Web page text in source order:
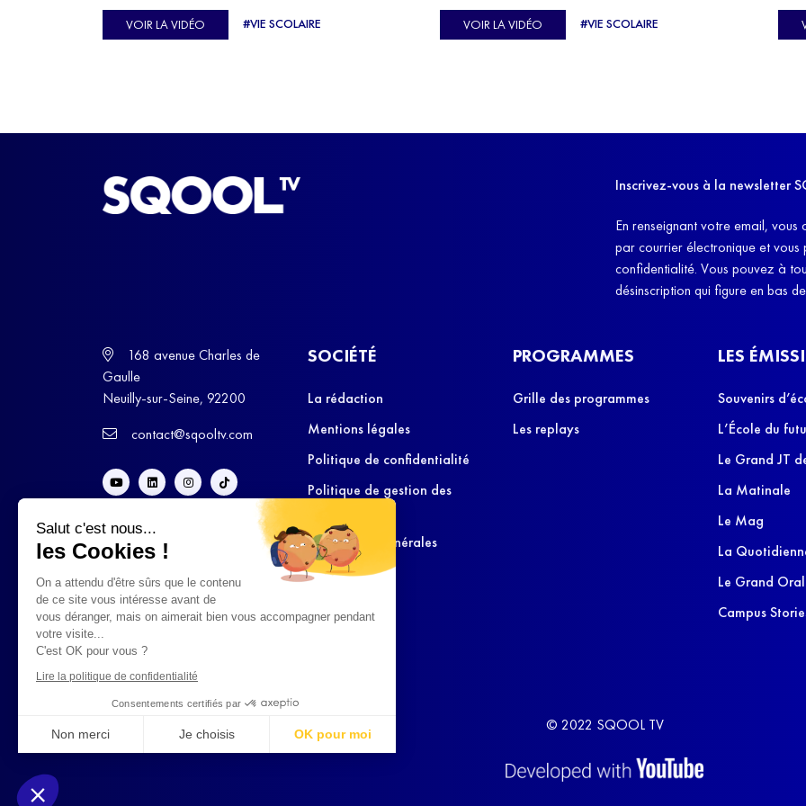
Salut c'est nous...
les Cookies !
On a attendu d'être sûrs que le contenu
de ce site vous intéresse avant de
vous déranger, mais on aimerait bien vous accompagner pendant
votre visite...
C'est OK pour vous ?
Lire la politique de confidentialité
Consentements certifiés par
Non merci Je choisis OK pour moi
Notre plateforme vous permet d'adapter et de gérer vos paramètres de confidentialité, en garantissant la conformité
Ulysse Soriano, vice-champion d'Europe de Horse-
ball, qui a failli abandonner ses études avant de
VOIR LA VIDÉO #VIE SCOLAIRE
C'est l'histoire de nombreux réfugiés, et notamment
celle de Lisa Machukha, que nous vous proposons de
VOIR LA VIDÉO #VIE SCOLAIRE
Inscrivez-vous à la newsletter
En renseignant votre email,
par courrier électronique et
confidentialité. Vous pouvez à
désinscription qui figure en bas
168 avenue Charles de
Gaulle
Neuilly-sur-Seine, 92200
contact@sqooltv.com
SOCIÉTÉ
La rédaction
Mentions légales
Politique de confidentialité
Politique de gestion des
Conditions Générales
d’Utilisation
PROGRAMMES
Grille des programmes
Les replays
LES
Souvenirs
L’École du
Le Grand JT
La Matinale
Le Mag
La
Le Grand Oral
Campus
© 2022 SQOOL TV